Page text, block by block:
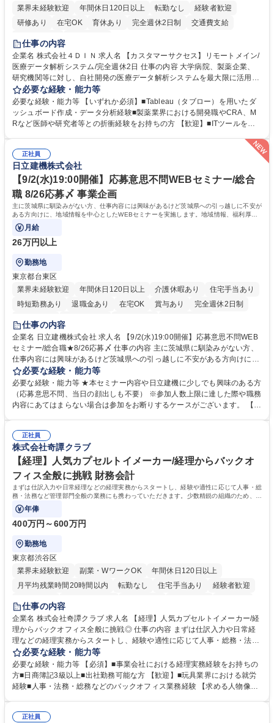
業界未経験歓迎
年間休日120日以上 転勤なし
経験者歓迎
研修あり
在宅OK 育休あり 完全週休2日制
交通費支給
駅近5分以内
仕事の内容
企業名 株式会社４ＤＩＮ 求人名 【カスタマーサクセス】リモートメイン/
医療データ解析システム/完全週休2日 仕事の内容 大学病院、製薬企業、
研究機関等に対し、自社開発の医療データ解析システムを最大限に活用
し、研究成果を最大化していただくための導入後サポートや解析コンサル
ティング、活用アドバイス業務等をお任せします。 ■活用コンサルティン
グ：疾患再発率の調査や薬剤効果の可視化等の目的に合わせ、プラットフ
ォーム上で可能な解析手法を提案 ■オンボーディング：ツールの操作説明
ク：ユーザー要望を開発部門へ繋ぎ、プロダクトの利便性向上へ貢献。医
療現場のDX化を推進するやりがいがあります。【業務内容の変更範囲】
当社の指定する業務 募集職種 【カスタマーサクセス】リモートメイン/医
療データ解析システム/完全週休2日
必要な経験・能力等
必要な経験・能力等 【いずれか必須】■Tableau（タブロー）を用いたダ
ッシュボード作成・データ分析経験■製薬業界における開発職やCRA、M
Rなど医師や研究者等との折衝経験をお持ちの方 【歓迎】■ITツールを用
画可能です。オンラインツール（ZoomやTeams等）を用いた柔軟なサポ
ート体制を構築しています。 【採用背景】導入先が急増しており、専任の
カスタマーサクセス組織を強化するための増員採用です。営業担当からの
丁寧なOJTがあり、医療データ解析の専門知識をキャッチアップできる環
境です。社会貢献性の高い分野で専門性を磨きたい方を歓迎します。 学
歴・資格 学歴：大学院 大学 高専 短大 専修学校 高校 語学力： 資格：
正社員
日立建機株式会社
【9/2(水)19:00開催】応募意思不問WEBセミナー/総合
職 8/26応募〆 事業企画
主に茨城県に馴染みがない方、仕事内容には興味があるけど茨城県への引っ越しに不安が
ある方向けに、地域情報を中心としたWEBセミナーを実施します。地域情報、福利厚生
情報等をお伝えします。
月給
26万円以上
勤務地
東京都台東区
業界未経験歓迎
年間休日120日以上 介護休暇あり
住宅手当あり
時短勤務あり
退職金あり 在宅OK 賞与あり
完全週休2日制
交通費支給
仕事の内容
企業名 日立建機株式会社 求人名 【9/2(水)19:00開催】応募意思不問WEB
セミナー/総合職★8/26応募〆 仕事の内容 主に茨城県に馴染みがない方、
仕事内容には興味があるけど茨城県への引っ越しに不安がある方向けに、
地域情報を中心としたWEBセミナーを実施します。地域情報、福利厚生情
報等をお伝えします。 【セミナー内容】■地域説明、周辺施設情報を中心
にお伝えし、住宅相場や実際に社員がどの地域に住んでどのような生活を
しているのかについてもお伝えします。日立建機には借上げ部屋制度、住
参加時のお顔出しも不要です。ぜひ、お気軽にエントリーください。 募集
職種 【9/2(水)19:00開催】応募意思不問WEBセミナー/総合職★8/26応募
〆
必要な経験・能力等
必要な経験・能力等 ★本セミナー内容や日立建機に少しでも興味のある方
（応募意思不問、当日の顔出しも不要） ※参加人数上限に達した際や職務
内容にあてはまらない場合は参加をお断りするケースがございます。 【主
格：正社員
株式会社奇譚クラブ
【経理】人気カプセルトイメーカー/経理からバックオ
フィス全般に挑戦 財務会計
まずは仕訳入力や日常経理などの経理実務からスタートし、経験や適性に応じて人事・総
務・法務など管理部門全般の業務にも携わっていただきます。少数精鋭の組織のため、管
理部門責任者のもとで幅広い実務経験を
年俸
400万円～600万円
勤務地
東京都渋谷区
業界未経験歓迎
副業・WワークOK
年間休日120日以上
月平均残業時間20時間以内
転勤なし 住宅手当あり
経験者歓迎
退職金あり
仕事の内容
企業名 株式会社奇譚クラブ 求人名 【経理】人気カプセルトイメーカー/経
理からバックオフィス全般に挑戦◎ 仕事の内容 まずは仕訳入力や日常経
理などの経理実務からスタートし、経験や適性に応じて人事・総務・法務
など管理部門全般の業務にも携わっていただきます。少数精鋭の組織のた
め、管理部門責任者のもとで幅広い実務経験を 積みながら、バックオフィ
ス全般の知識・経験を身につけられるポジションです。 【業務詳細】 ■会
計ソフト（弥生会計）への仕訳入力■請求書の処理、経費精算 ■売掛金・
般へ携わっていただく予定です。 募集職種 【経理】人気カプセルトイメ
必要な経験・能力等
必要な経験・能力等 【必須】■事業会社における経理実務経験をお持ちの
方■日商簿記3級以上■出社勤務可能な方 【歓迎】■玩具業界における就労
経験■人事・法務・総務などのバックオフィス業務経験 【求める人物像】
・周囲の状況を見ながら、先回りして業務に取り組める方 ・少人数組織な
正社員